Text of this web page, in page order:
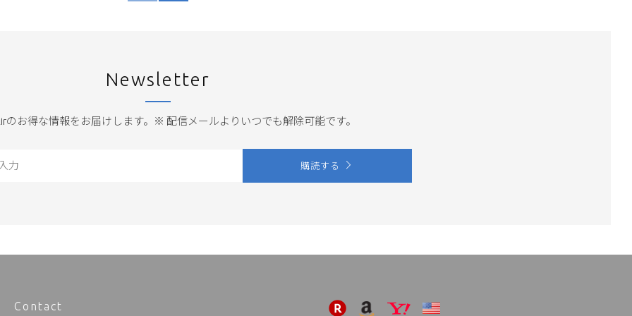
稿 投
Newsletter
のお得な情報をお届けします。※ 配信メールよりいつでも解除可能です。
購読する
Contact